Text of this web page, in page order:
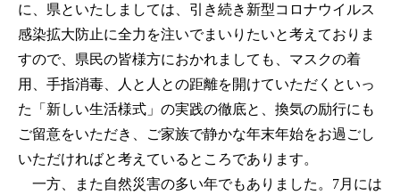
に、県といたしましては、引き続き新型コロナウイルス
感染拡大防止に全力を注いでまいりたいと考えておりま
すので、県民の皆様方におかれましても、マスクの着
用、手指消毒、人と人との距離を開けていただくといっ
た「新しい生活様式」の実践の徹底と、換気の励行にも
ご留意をいただき、ご家族で静かな年末年始をお過ごし
いただければと考えているところであります。
一方、また自然災害の多い年でもありました。7月には